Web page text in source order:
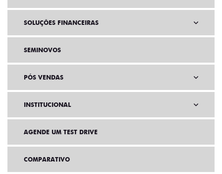
SOLUÇÕES FINANCEIRAS
SEMINOVOS
PÓS VENDAS
INSTITUCIONAL
AGENDE UM TEST DRIVE
COMPARATIVO